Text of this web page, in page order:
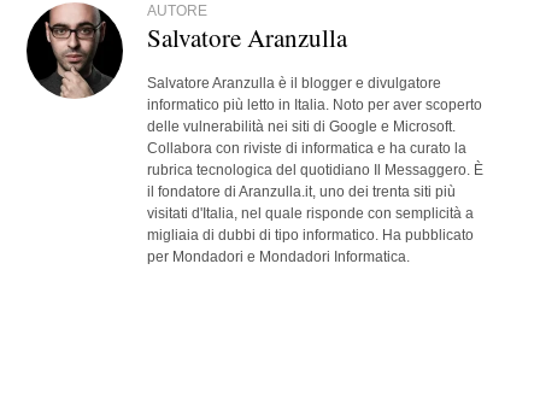
AUTORE
Salvatore Aranzulla
Salvatore Aranzulla è il blogger e divulgatore
informatico più letto in Italia. Noto per aver scoperto
delle vulnerabilità nei siti di Google e Microsoft.
Collabora con riviste di informatica e ha curato la
rubrica tecnologica del quotidiano Il Messaggero. È
il fondatore di Aranzulla.it, uno dei trenta siti più
visitati d'Italia, nel quale risponde con semplicità a
migliaia di dubbi di tipo informatico. Ha pubblicato
per Mondadori e Mondadori Informatica.